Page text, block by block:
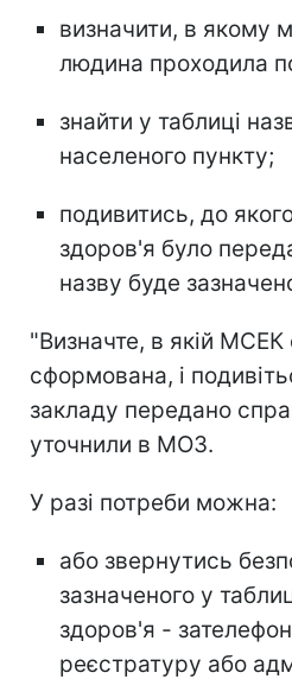
визначити, в якому
людина проходила
знайти у таблиці
населеного пункту;
подивитись, до
здоров'я було
назву буде
"Визначте, в якій МСЕК
сформована, і
закладу передано
уточнили в МОЗ.
У разі потреби можна:
або звернутись
зазначеного у
здоров'я -
реєстратуру або